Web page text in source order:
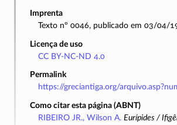
Imprenta
Texto nº 0046, publicado em 03/04/
Licença de uso
CC BY-NC-ND 4.0
Permalink
https://greciantiga.org/
Como citar esta página (ABNT)
RIBEIRO JR., Wilson A. Eurípides /